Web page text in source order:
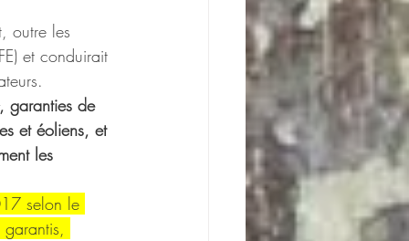
outre les
et conduirait
garanties de
et éoliens, et
les
selon le